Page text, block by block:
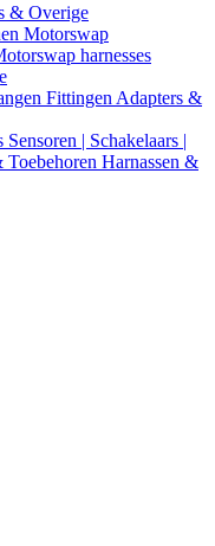
& Overige
Motorswap
harnesses
Fittingen Adapters &
Sensoren | Schakelaars |
Harnassen &